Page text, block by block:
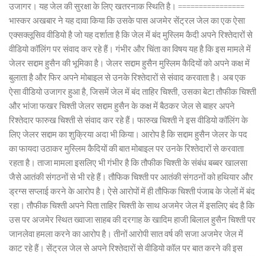
उजागर। यह जेल की सुरक्षा के लिए खतरनाक स्थिति है। ================
भास्कर अखबार ने यह दावा किया कि उसके पास अजमेर सेंट्रल जेल का एक ऐसा
एक्सक्लूसिव वीडियो है जो यह दर्शाता है कि जेल में बंद मुस्लिम कैदी अपने रिश्तेदारों से
वीडियो कॉलिंग पर संवाद कर रहे हैं। गंभीर और चिंता का विषय यह है कि इस मामले में
जेलर सद्दाम हुसैन की भूमिका है। जेलर सद्दाम हुसैन मुस्लिम कैदियों को अपने कक्ष में
बुलाता है और फिर अपने मोबाइल से उनके रिश्तेदारों से संवाद करवाता है। अब एक
ऐसा वीडियो उजागर हुआ है, जिसमें जेल में बंद ताहिर चिश्ती, उसका बेटा तौफीक चिश्ती
और भांजा फखर चिश्ती जेलर सद्दाम हुसैन के कक्ष में बैठकर जेल से बाहर अपने
रिश्तेदार फारुख चिश्ती से संवाद कर रहे हैं। फारुख चिश्ती ने इस वीडियो कॉलिंग के
लिए जेलर सद्दाम का शुक्रिया अदा भी किया। आरोप है कि सद्दाम हुसैन जेलर के पद
का फायदा उठाकर मुस्लिम कैदियों की बात मोबाइल पर उनके रिश्तेदारों से करवाता
रहता है। ताजा मामला इसलिए भी गंभीर है कि तौफीक चिश्ती के संबंध बब्बर खालसा
जैसे आतंकी संगठनों से भी रहे हैं। तौफिक चिश्ती पर आतंकी संगठनों को हथियार और
ड्रग्स सप्लाई करने के आरोप है। ऐसे आरोपों में ही तौफिक चिश्ती पंजाब के जेलों में बंद
रहा। तौफीक चिश्ती अपने पिता ताहिर चिश्ती के साथ अजमेर जेल में इसलिए बंद है कि
उस पर अजमेर स्थित ख्वाजा साहब की दरगाह के खादिम हाजी बिलाल हुसैन चिश्ती पर
जानलेवा हमला करने का आरोप है। तीनों आरोपी सात वर्ष की सजा अजमेर जेल में
काट रहे हैं। सेंट्रल जेल से अपने रिश्तेदारों से वीडियो कॉल पर बात करने की इस